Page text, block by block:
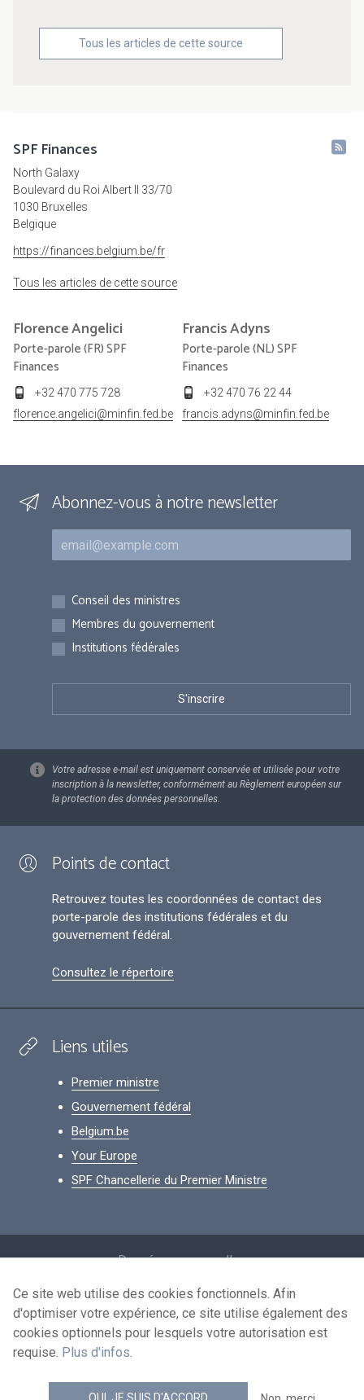
Tous les articles de cette source
SPF Finances
North Galaxy
Boulevard du Roi Albert II 33/70
1030 Bruxelles
Belgique
https://finances.belgium.be/fr
Tous les articles de cette source
FlorenceAngelici
Porte-parole (FR) SPF
Finances
+32 470 775 728
florence.angelici@minfin.fed.be
FrancisAdyns
Porte-parole (NL) SPF
Finances
+32 470 76 22 44
francis.adyns@minfin.fed.be
Abonnez-vous à notre newsletter
Courriel
Inscriptions
Conseil des ministres
Membres du gouvernement
Institutions fédérales
Votre adresse e-mail est uniquement conservée et utilisée pour votre
inscription à la newsletter, conformément au Règlement européen sur
la protection des données personnelles.
Points de contact
Retrouvez toutes les coordonnées de contact des
porte-parole des institutions fédérales et du
gouvernement fédéral.
Consultez le répertoire
Liens utiles
Premier ministre
Gouvernement fédéral
Belgium.be
Your Europe
SPF Chancellerie du Premier Ministre
Données personnelles
Conditions de réutilisation
Contactez-nous
news.belgium flux RSS
Ce site web utilise des cookies fonctionnels. Afin
d'optimiser votre expérience, ce site utilise également des
cookies optionnels pour lesquels votre autorisation est
requise. Plus d'infos.